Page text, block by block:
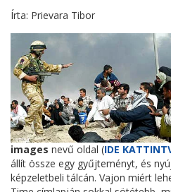
Írta: Prievara Tibor
images nevű oldal (IDE
állít össze egy gyűjteményt, és
képzeletbeli tálcán. Vajon miért